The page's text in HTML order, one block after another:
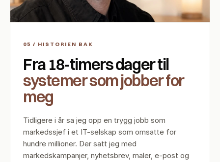
05 / HISTORIEN BAK
Fra 18-timers dager til
systemer som jobber for
meg
Tidligere i år sa jeg opp en trygg jobb som
markedssjef i et IT-selskap som omsatte for
hundre millioner. Der satt jeg med
markedskampanjer, nyhetsbrev, maler, e-post og